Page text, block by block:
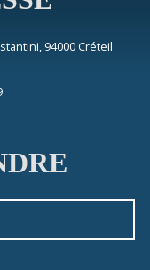
94000 Créteil